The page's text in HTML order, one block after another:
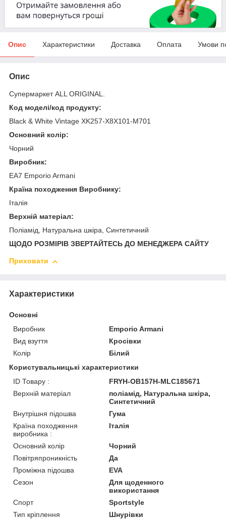
Опис Характеристики Доставка Оплата Умови
Опис
Супермаркет ALL ORIGINAL.
Код моделі/код продукту:
Black & White Vintage XK257-X8X101-M701
Основний колір:
Чорний
Виробник:
EA7 Emporio Armani
Країна походження Виробнику:
Італія
Верхній матеріал:
Поліамід, Натуральна шкіра, Синтетичний
ЩОДО РОЗМІРІВ ЗВЕРТАЙТЕСЬ ДО МЕНЕДЖЕРА САЙТУ
Приховати
Характеристики
Основні
Виробник
Emporio Armani
Вид взуття
Кросівки
Колір
Білий
Користувальницькі характеристики
ID Товару :
FRYH-OB157H-MLC185671
Верхній матеріал
поліамід, Натуральна шкіра,
Синтетичний
Внутрішня підошва
Гума
Країна походження
виробника :
Італія
Основний колір
Чорний
Повітряпроникність
Да
Проміжна підошва
EVA
Сезон
Для щоденного
використання
Спорт
Sportstyle
Тип кріплення
Шнурівки